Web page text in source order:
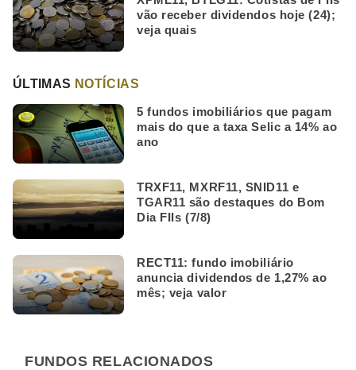
vão receber dividendos hoje (24);
veja quais
ÚLTIMAS NOTÍCIAS
5 fundos imobiliários que pagam
mais do que a taxa Selic a 14% ao
ano
TRXF11, MXRF11, SNID11 e
TGAR11 são destaques do Bom
Dia FIIs (7/8)
RECT11: fundo imobiliário
anuncia dividendos de 1,27% ao
mês; veja valor
FUNDOS RELACIONADOS